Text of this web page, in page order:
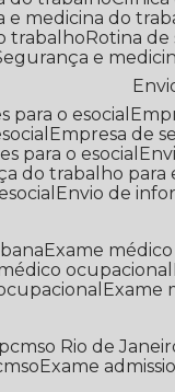
e medicina do
trabalho
Rotina
Segurança e
para o esocial
Empresa de
para o esocial
do trabalho para
Envio de
Exame
médico ocupacional
Exame
pcmso Rio de
Exame